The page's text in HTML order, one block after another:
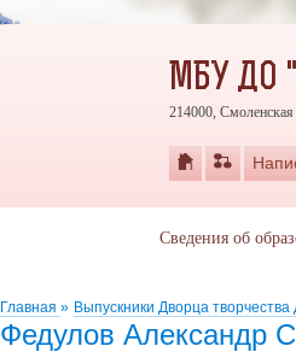
Главная » Выпускники Дворца
Федулов Александр
МБУ ДО
214000,
Сведения об